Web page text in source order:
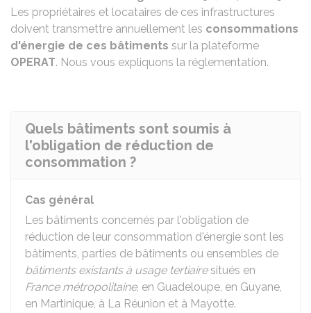
Les propriétaires et locataires de ces infrastructures
doivent transmettre annuellement les consommations
d'énergie de ces bâtiments sur la plateforme
OPERAT. Nous vous expliquons la réglementation.
Quels bâtiments sont soumis à
l'obligation de réduction de
consommation ?
Cas général
Les bâtiments concernés par l'obligation de
réduction de leur consommation d'énergie sont les
bâtiments, parties de bâtiments ou ensembles de
bâtiments existants à usage tertiairesitués en
France métropolitaine, en Guadeloupe, en Guyane,
en Martinique, à La Réunion et à Mayotte.